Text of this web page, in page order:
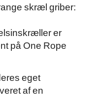
skræl griber:
er
på One Rope
eget
af en